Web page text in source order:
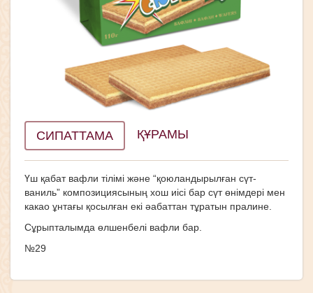
СИПАТТАМА ҚҰРАМЫ
Үш қабат вафли тiлiмi және “қоюландырылған сүт-
ваниль” композициясының хош иісі бар сүт өнiмдерi мен
какао ұнтағы қосылған екi әабаттан тұратын пралине.
Сұрыпталымда өлшенбелі вафли бар.
№29